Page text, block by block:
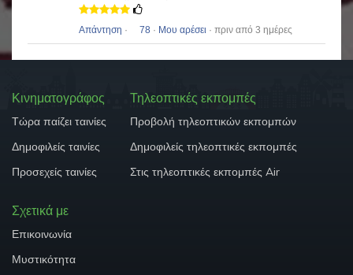
Απάντηση · 78 · Μου αρέσει · πριν από 3 ημέρες
Κινηματογράφος
Τώρα παίζει ταινίες
Δημοφιλείς ταινίες
Προσεχείς ταινίες
Τηλεοπτικές εκπομπές
Προβολή τηλεοπτικών εκπομπών
Δημοφιλείς τηλεοπτικές εκπομπές
Στις τηλεοπτικές εκπομπές Air
Σχετικά με
Επικοινωνία
Μυστικότητα